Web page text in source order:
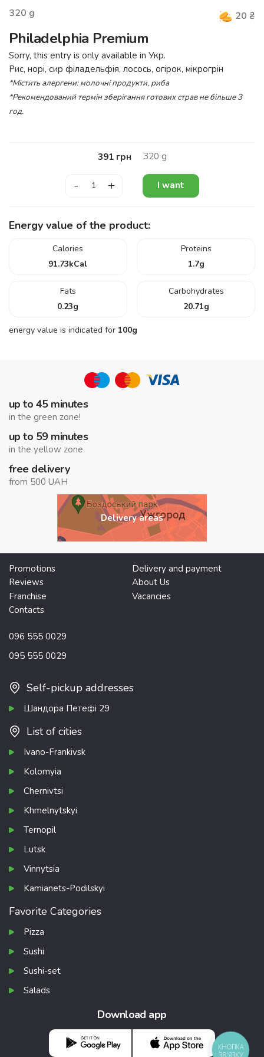
320 g 20 ₴
Philadelphia Premium
Sorry, this entry is only available in Укр.
Рис, норі, сир філадельфія, лосось, огірок, мікрогрін
*Містить алергени: молочні продукти, риба
*Рекомендований термін зберігання готових страв не більше 3
год.
391грн 320 g
- + I want
Energy value of the product:
Calories
91.73kCal
Proteins
1.7g
Fats
0.23g
Carbohydrates
20.71g
energy value is indicated for 100g
up to 45 minutes
in the green zone!
up to 59 minutes
in the yellow zone
free delivery
from 500 UAH
Delivery areas
Promotions
Delivery and payment
Reviews
About Us
Franchise
Vacancies
Contacts
096 555 0029
095 555 0029
Self-pickup addresses
Шандора Петефі 29
List of cities
Ivano-Frankivsk
Kolomyia
Chernivtsi
Khmelnytskyi
Ternopil
Lutsk
Vinnytsia
Kamianets-Podilskyi
Favorite Categories
Pizza
Sushi
Sushi-set
Salads
Download app
КНОПКА
ЗВ'ЯЗКУ